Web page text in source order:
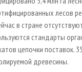
лесов
в стране
стандарты
цепочки поставок.
древесины.